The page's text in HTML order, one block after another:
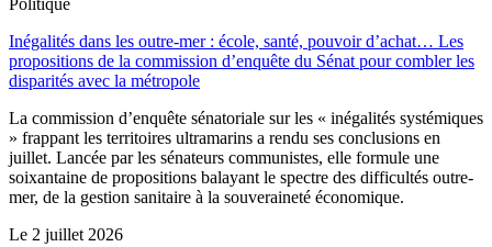
Inégalités dans les outre-mer : école, santé, pouvoir d’achat… Les
propositions de la commission d’enquête du Sénat pour combler les
disparités avec la métropole
La commission d’enquête sénatoriale sur les « inégalités systémiques
» frappant les territoires ultramarins a rendu ses conclusions en
juillet. Lancée par les sénateurs communistes, elle formule une
soixantaine de propositions balayant le spectre des difficultés outre-
mer, de la gestion sanitaire à la souveraineté économique.
Le 2 juillet 2026